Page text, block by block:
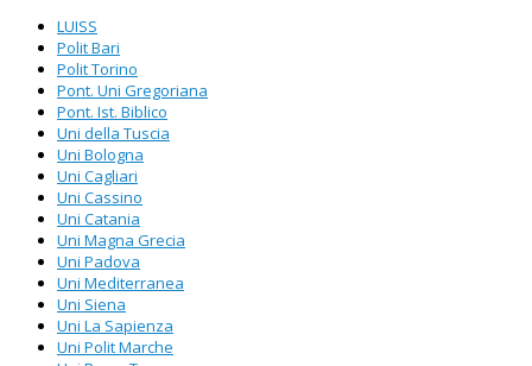
LUISS
Polit Bari
Polit Torino
Pont. Uni Gregoriana
Pont. Ist. Biblico
Uni della Tuscia
Uni Bologna
Uni Cagliari
Uni Cassino
Uni Catania
Uni Magna Grecia
Uni Padova
Uni Mediterranea
Uni Siena
Uni La Sapienza
Uni Polit Marche